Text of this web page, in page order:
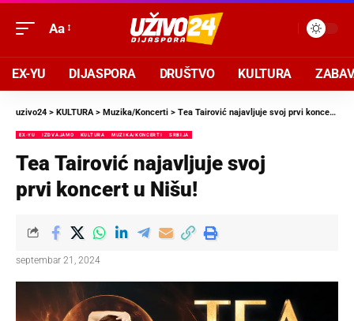
Aa
EX-YU DIJASPORA DRUŠTVO KULTURA
uzivo24 > KULTURA> Muzika/Koncerti > Tea Tairović najavljuje svoj prvi koncert u Nišu!
EX-YU IZDVAJAMO KULTURA MUZIKA/KONCERTI SRBIJA
Tea Tairović najavljuje svoj
prvi koncert u Nišu!
septembar 21, 2024